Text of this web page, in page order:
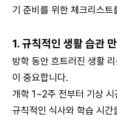
기 준비를 위한 체크리스트
1. 규칙적인 생활 습관
방학 동안 흐트러진 생활
이 중요합니다.
개학 1~2주 전부터 기상 시
규칙적인 식사와 학습 시